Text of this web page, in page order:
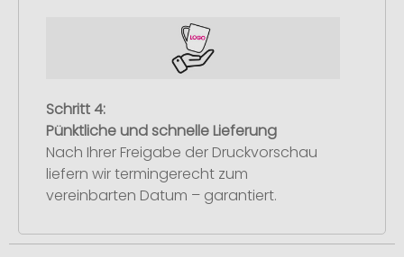
Schritt 4:
Pünktliche und schnelle Lieferung
Nach Ihrer Freigabe der Druckvorschau
liefern wir termingerecht zum
vereinbarten Datum – garantiert.